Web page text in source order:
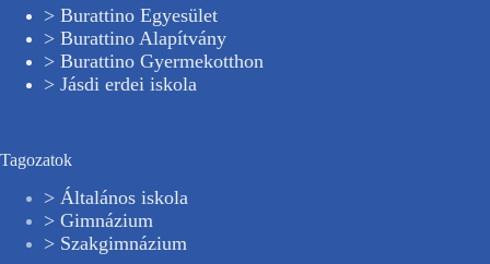
> Burattino Egyesület
> Burattino Alapítvány
> Burattino Gyermekotthon
> Jásdi erdei iskola
Tagozatok
> Általános iskola
> Gimnázium
> Szakgimnázium